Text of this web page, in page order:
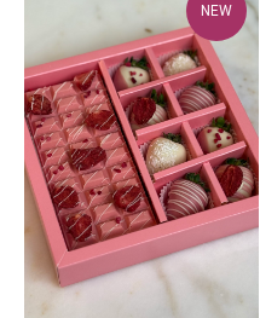
NEW